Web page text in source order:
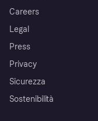
Careers
Legal
Press
Privacy
Sicurezza
Sostenibilità